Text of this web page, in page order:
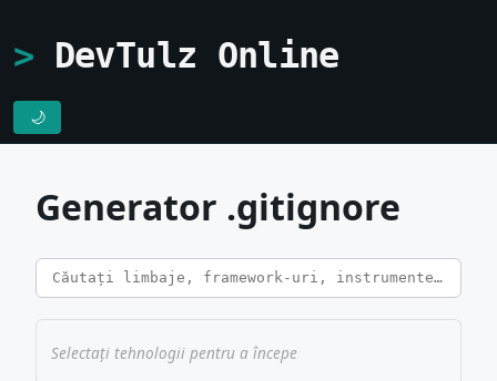
DevTulz Online
🌙
Generator .gitignore
Selectați tehnologii pentru a începe